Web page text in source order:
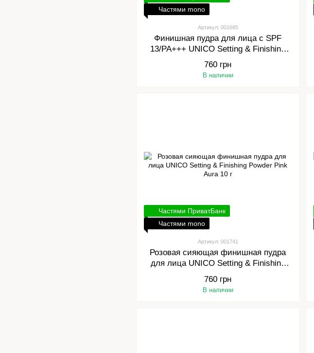
Частями mono
Артикул: 001685
Финишная пудра для лица с SPF
13/PA+++ UNICO Setting & Finishing
Powder 10 г
760 грн
В наличии
Частями ПриватБанк
Частями mono
Артикул: 001741
Розовая сияющая финишная пудра
для лица UNICO Setting & Finishing
Powder Pink Aura 10 г
760 грн
В наличии